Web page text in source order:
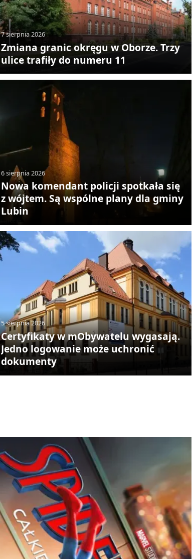
7 sierpnia 2026
Zmiana granic okręgu w Oborze. Trzy
ulice trafiły do numeru 11
6 sierpnia 2026
Nowa komendant policji spotkała się
z wójtem. Są wspólne plany dla gminy
Lubin
5 sierpnia 2026
Certyfikaty w mObywatelu wygasają.
Jedno logowanie może uchronić
dokumenty